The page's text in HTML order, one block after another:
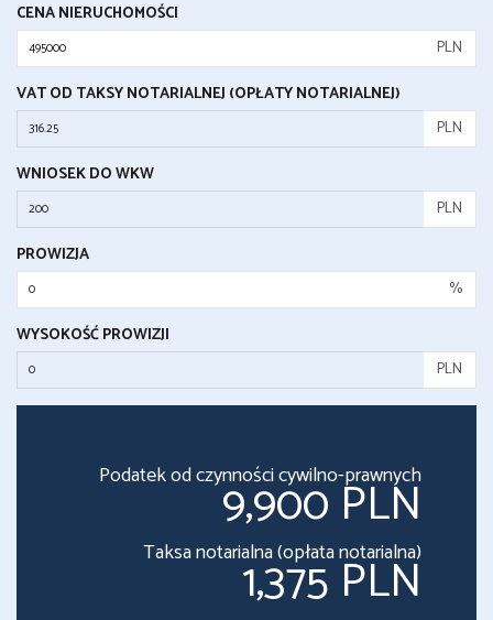
CENA NIERUCHOMOŚCI
PLN
VAT OD TAKSY NOTARIALNEJ (OPŁATY NOTARIALNEJ)
PLN
WNIOSEK DO WKW
PLN
PROWIZJA
%
WYSOKOŚĆ PROWIZJI
PLN
Podatek od czynności cywilno-prawnych
9,900 PLN
Taksa notarialna (opłata notarialna)
1,375 PLN